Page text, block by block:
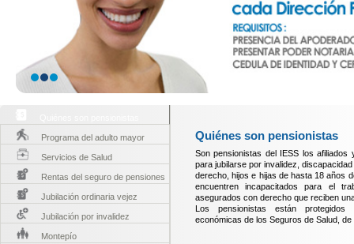
Programa del adulto mayor
Servicios de Salud
Rentas del seguro de pensiones
Jubilación ordinaria vejez
Jubilación por invalidez
Montepío
Quiénes son pensionistas
Son pensionistas del IESS los
para jubilarse por invalidez,
derecho, hijos e hijas de hasta 18 años
encuentren incapacitados para el
asegurados con derecho que reciben
Los pensionistas están
económicas de los Seguros de Salud,